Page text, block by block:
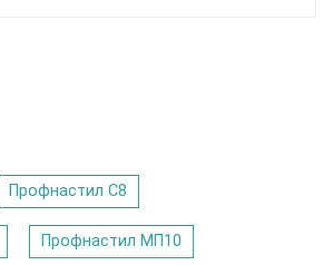
Профнастил C8
Профнастил МП10